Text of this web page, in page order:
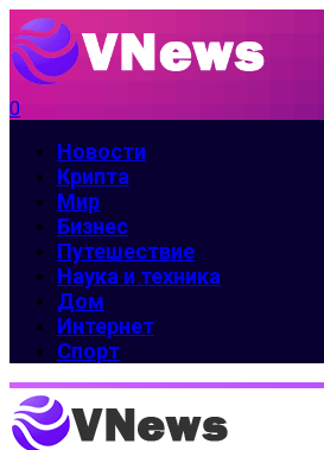
0
Новости
Крипта
Мир
Бизнес
Путешествие
Наука и техника
Дом
Интернет
Спорт